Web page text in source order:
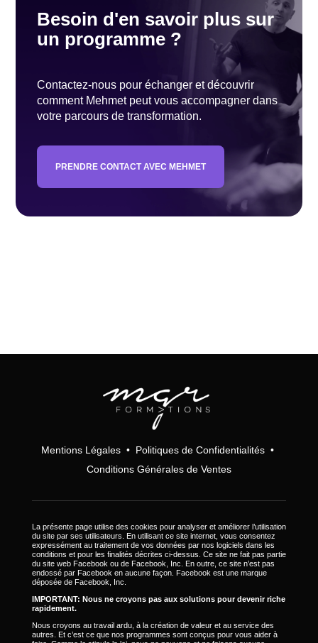
Besoin d'en savoir plus sur
un programme ?
Contactez-nous pour échanger et découvrir
comment Mehmet peut vous accompagner dans
votre parcours de transformation.
PRENDRE CONTACT AVEC MEHMET
Mentions Légales• Politiques de Confidentialités•
Conditions Générales de Ventes
La présente page utilise des cookies pour analyser et améliorer l’utilisation
du site par ses utilisateurs. En utilisant ce site internet, vous consentez
expressément au traitement de vos données par nos logiciels dans les
conditions et pour les finalités décrites ci-dessus. Ce site ne fait pas partie
du site web Facebook ou de Facebook, Inc. En outre, ce site n’est pas
endossé par Facebook en aucune façon. Facebook est une marque
déposée de Facebook, Inc.
IMPORTANT: Nous ne croyons pas aux solutions pour devenir riche
rapidement.
Nous croyons au travail ardu, à la création de valeur et au service des
autres. Et c’est ce que nos programmes sont conçus pour vous aider à